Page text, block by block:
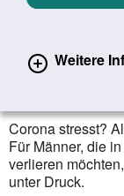
Weitere
Zurück zur Übersicht
Corona-
Corona stresst?
Für Männer, die
verlieren
unter Druck.